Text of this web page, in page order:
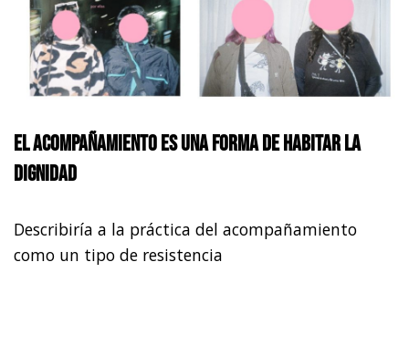
El acompañamiento es una forma de habitar la
dignidad
Describiría a la práctica del acompañamiento
como un tipo de resistencia